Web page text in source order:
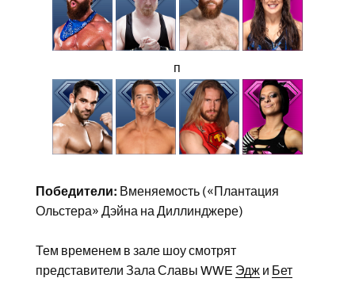
п
Победители: Вменяемость («Плантация
Ольстера» Дэйна на Диллинджере)
Тем временем в зале шоу смотрят
представители Зала Славы WWE Эджи Бет